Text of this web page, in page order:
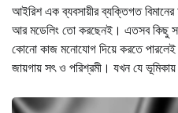
আইরিশ এক ব্যবসায়ীর ব্যক্তিগত
আর মডেলিং তো করছেনই। এতসব কিছু
কোনো কাজ মনোযোগ দিয়ে করতে
জায়গায় সৎ ও পরিশ্রমী। যখন যে ভূমিকায়